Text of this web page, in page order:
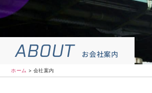
ABOUT お会社案内
ホーム > 会社案内